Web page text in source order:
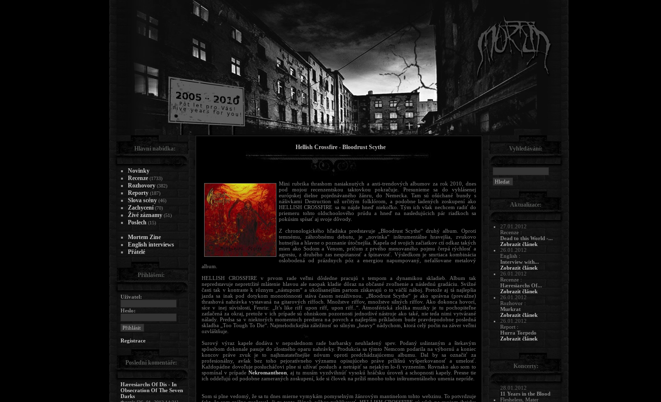
Hellish Crossfire - Bloodrust Scythe
Mini rubrika thrashom nasiaknutých a anti-trendových albumov za rok 2010, dnes
pod mojou recenzentskou taktovkou pokračuje. Presunieme sa do vyhlásenej
európskej dielne pojednávaného žánru, do Nemecka. Tam sú ošúchané bundy s
nášivkami Destruction už určitým folklórom, a podobne ladených zoskupení ako
HELLISH CROSSFIRE sa tu nájde hneď niekoľko. Tým ich však nechcem radiť do
priemeru tohto oldschoolového prúdu a hneď na nasledujúcich pár riadkoch sa
pokúsim spísať aj svoje dôvody.
Z chronologického hľadiska predstavuje „Bloodrust Scythe“ druhý album. Oproti
temnému, záhrobnému debutu, je „novinka“ inštrumentálne hravejšia, zvukovo
hutnejšia a hlavne o poznanie útočnejšia. Kapela od svojich začiatkov ctí odkaz takých
mien ako Sodom a Venom, pričom z prvého menovaného pojmu čerpá rýchlosť a
agresiu, z druhého zas nespútanosť a špinavosť. Výsledkom je smrtiaca kombinácia
oslobodená od prázdnych póz a energiou napumpovaný, nefalšovane metalový
album.
HELLISH CROSSFIRE v prvom rade veľmi dôsledne pracujú s tempom a dynamikou skladieb. Album tak
nepredstavuje nepretržité mlátenie hlavou ale naopak kladie dôraz na občasné zvoľnenie a následnú gradáciu. Svižné
časti tak v kontraste k rôznym „nástupom“ a ukolísanejším partom získavajú o to väčší náboj. Pretože aj tá najlepšia
jazda sa inak pod dotykom monotónnosti stáva časom nezáživnou. „Bloodrust Scythe“ je ako správna (prevažne)
thrashová nahrávka vystavaná na gitarových riffoch. Množstve riffov, množstve silných riffov. Ako dokonca hovorí,
síce v inej súvislosti, Fenriz: „It’s like riff upon riff, upon riff..“. Atmosférická zložka muziky je tu pochopiteľne
zatlačená za okraj, pretože v ich prípade sú ohniskom pozornosti jednotlivé nástroje ako také, nie teda nimi vytvárané
nálady. Predsa sa v niektorých momentoch prediera na povrch a najlepším príkladom bude pravdepodobne posledná
skladba „Too Tough To Die“. Najmelodickejšia záležitosť so silným „heavy“ nádychom, ktorá celý počin na záver veľmi
ozvláštňuje.
Surový výraz kapele dodáva v neposlednom rade barbarsky neuhladený spev. Podaný uslintaným a štekavým
spôsobom dokonale pasuje do zlostného oparu nahrávky. Produkcia sa týmto Nemcom podarila na výbornú a koniec
koncov práve zvuk je to najhmatateľnejšie nóvum oproti predchádzajúcemu albumu. Dal by sa označiť za
profesionálny, avšak bez toho pejoratívneho významu opisujúceho práve prílišnú vyšperkovanosť a umelosť.
Každopádne dovoľuje poslucháčovi plne si užívať posluch a netrápiť sa nejakým lo-fi vyznením. Rovnako ako som to
spomínal v prípade Nekromantheon , aj tu musím vyzdvihnúť vysokú hráčsku úroveň a schopnosti kapely. Presne tie
ich oddeľujú od podobne zameraných zoskupení, kde si človek na príliš mnoho toho inštrumentálneho umenia nepríde.
Som si plne vedomý, že sa tu dnes mierne vymykám pomyselným žánrovým mantinelom tohto webzinu. To potvrdzuje
Hlavní nabídka:
Novinky
Recenze (1733)
Rozhovory (382)
Reporty (187)
Slova scény (46)
Zachycení (70)
Živé záznamy (51)
Poslech (15)
Mortem Zine
English interviews
Přátelé
Přihlášení:
Uživatel:
Heslo:
Registrace
Poslední komentáře:
Hæresiarchs Of Dis - In
Obsecration Of The Seven
Darks
Vyhledávání:
Aktualizace:
27.01.2012
Recenze :
Dead to this World -...
Zobrazit článek
26.01.2012
English :
Interview with...
Zobrazit článek
26.01.2012
Recenze :
Hæresiarchs Of...
Zobrazit článek
26.01.2012
Rozhovor :
Murkrat
Zobrazit článek
26.01.2012
Report :
Hurra Torpedo
Zobrazit článek
Koncerty:
28.01.2012
11 Years in the Blood
Flesheless, Mater